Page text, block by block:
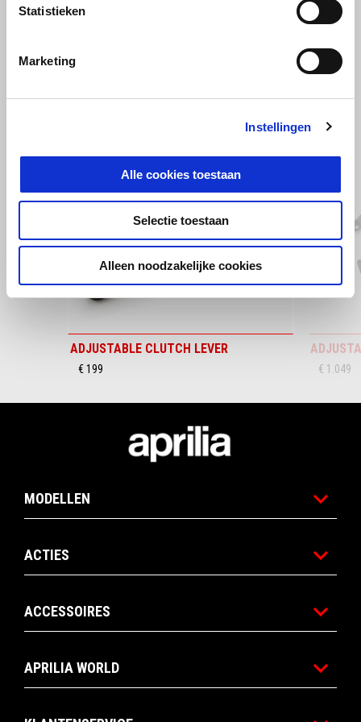
Statistieken
Marketing
Instellingen
Alle cookies toestaan
Selectie toestaan
Alleen noodzakelijke cookies
Vorige
ADJUSTABLE CLUTCH LEVER
€ 199 € 1.049
MODELLEN
ACTIES
ACCESSOIRES
APRILIA WORLD